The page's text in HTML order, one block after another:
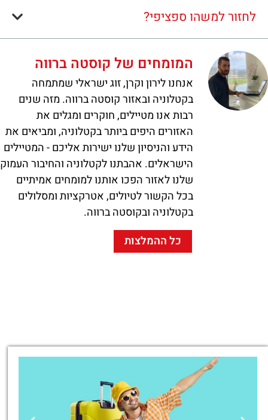
לחזור למשהו ספציפי?
המומחים של קוסטה ברווה
אנחנו לירון וקרן, זוג ישראלי שמתמחה
בקטלוניה ובאזור קוסטה ברווה. מזה שנים
רבות אנו מטיילים, חוקרים ומגלים את
האזורים היפים ביותר בקטלוניה, ומביאים את
הידע והניסיון שלנו ישירות אליכם - המטיילים
הישראלים. אהבתנו לקטלוניה והחיבור העמוק
שלנו לאזור הפכו אותנו למומחים אמיתיים
בכל הקשור לטיולים, אטרקציות ומסלולים
בקטלוניה ובקוסטה ברווה.
כל ההמלצות